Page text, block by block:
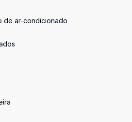
de ar-condicionado